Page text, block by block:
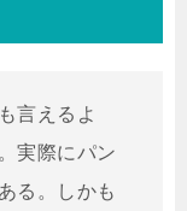
言えるよ
実際にパン
る。しかも